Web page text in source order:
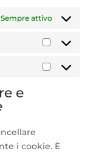
Sempre attivo
Preferenze
Marketing
e
i cookie. È